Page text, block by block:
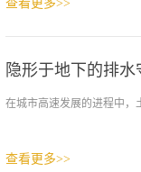
查看更多>>
隐形于地下的排
在城市高速发展的进程中，
查看更多>>